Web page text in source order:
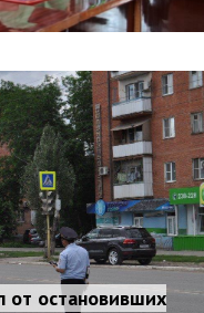
от остановивших